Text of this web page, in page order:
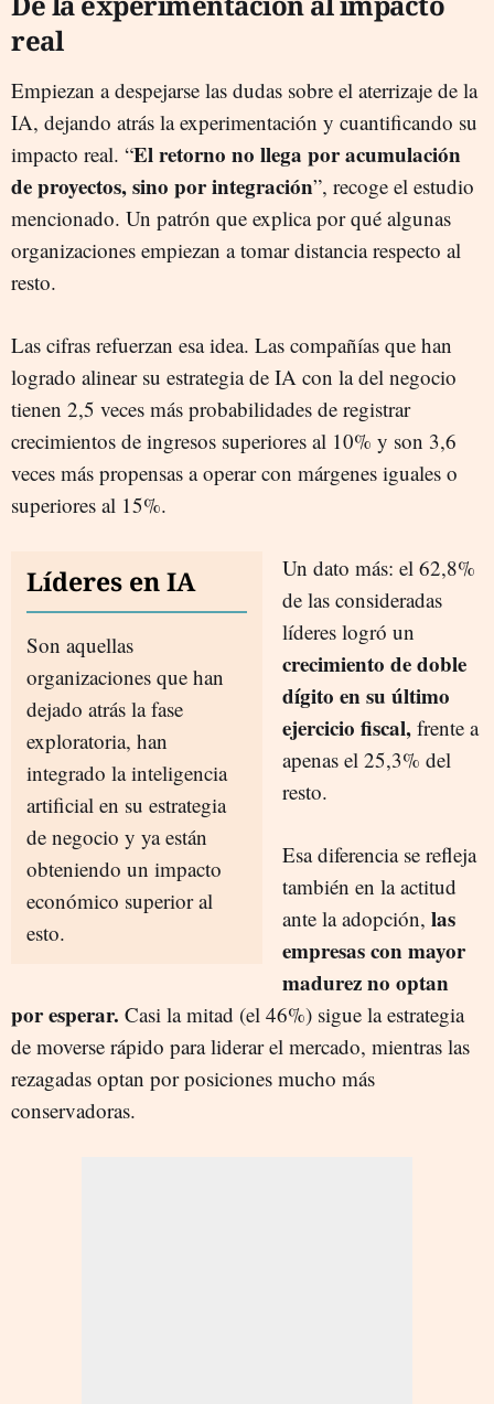
real
Empiezan a despejarse las dudas sobre el aterrizaje de la
IA, dejando atrás la experimentación y cuantificando su
impacto real. “El retorno no llega por acumulación
de proyectos, sino por integración”, recoge el estudio
mencionado. Un patrón que explica por qué algunas
organizaciones empiezan a tomar distancia respecto al
resto.
Las cifras refuerzan esa idea. Las compañías que han
logrado alinear su estrategia de IA con la del negocio
tienen 2,5 veces más probabilidades de registrar
crecimientos de ingresos superiores al 10% y son 3,6
veces más propensas a operar con márgenes iguales o
superiores al 15%.
Líderes en IA
Son aquellas
organizaciones que han
dejado atrás la fase
exploratoria, han
integrado la inteligencia
artificial en su estrategia
de negocio y ya están
obteniendo un impacto
económico superior al
esto.
Un dato más: el 62,8%
de las consideradas
líderes logró un
crecimiento de doble
dígito en su último
ejercicio fiscal, frente a
apenas el 25,3% del
resto.
Esa diferencia se refleja
también en la actitud
ante la adopción, las
empresas con mayor
madurez no optan
por esperar. Casi la mitad (el 46%) sigue la estrategia
de moverse rápido para liderar el mercado, mientras las
rezagadas optan por posiciones mucho más
conservadoras.